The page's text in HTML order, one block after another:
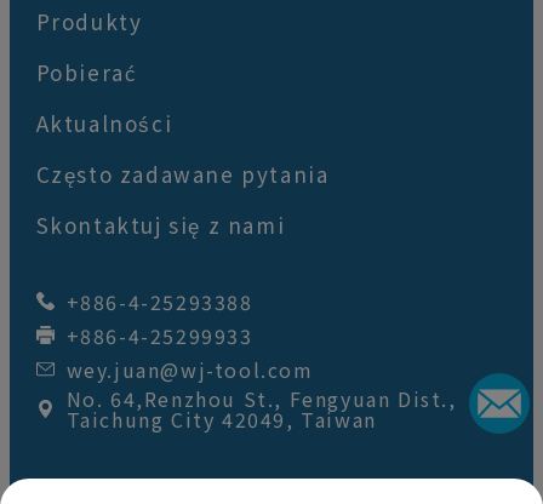
Produkty
Pobierać
Aktualności
Często zadawane pytania
Skontaktuj się z nami
+886-4-25293388
+886-4-25299933
wey.juan@wj-tool.com
No. 64,Renzhou St., Fengyuan Dist. ,
Taichung City 42049 , Taiwan
Copyright © 2026Wey Juan Technology Co., Ltd.